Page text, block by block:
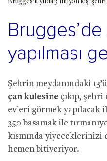
Brugges’ü yılda 3 milyon kişi
yapılması
Şehrin meydanındaki
çan kulesine çıkıp,
evleri görmek yapılacak
350 basamak ile
kısmında yiyeceklerinizi
hemen bitiveriyor.